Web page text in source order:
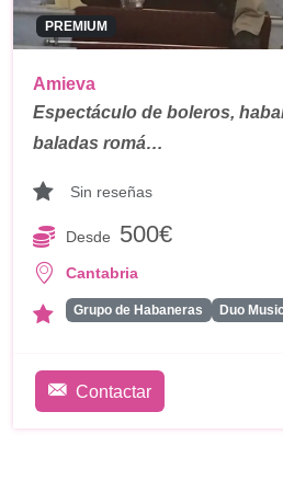
PREMIUM
Amieva
Espectáculo de boleros,
baladas romá…
Sin reseñas
Desde 500€
Cantabria
Grupo de Habaneras Duo
Contactar